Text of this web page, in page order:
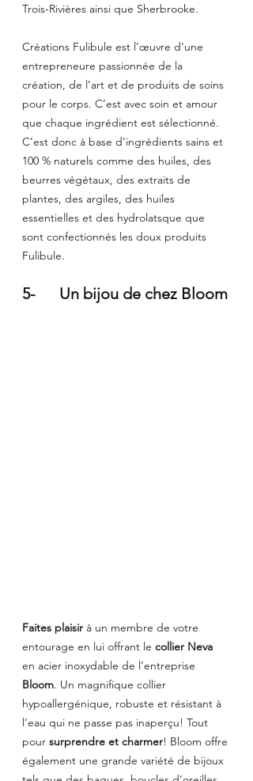
Trois-Rivières ainsi que Sherbrooke.
Créations Fulibule est l’œuvre d’une
entrepreneure passionnée de la
création, de l’art et de produits de soins
pour le corps. C’est avec soin et amour
que chaque ingrédient est sélectionné.
C’est donc à base d’ingrédients sains et
100 % naturels comme des huiles, des
beurres végétaux, des extraits de
plantes, des argiles, des huiles
essentielles et des hydrolatsque que
sont confectionnés les doux produits
Fulibule.
5-      Un bijou de chez Bloom
Faites plaisir à un membre de votre
entourage en lui offrant le collier Neva
en acier inoxydable de l’entreprise
Bloom. Un magnifique collier
hypoallergénique, robuste et résistant à
l’eau qui ne passe pas inaperçu! Tout
pour surprendre et charmer! Bloom offre
également une grande variété de bijoux